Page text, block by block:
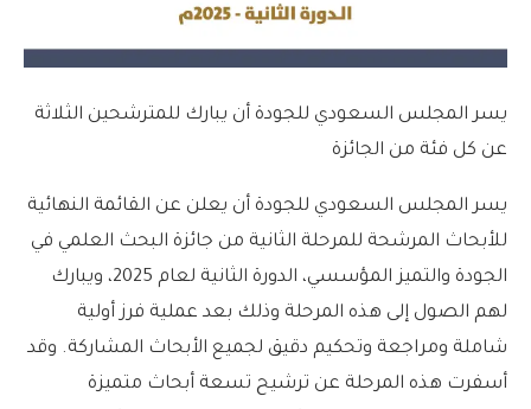
يسر المجلس السعودي للجودة أن يبارك للمترشحين الثلاثة
عن كل فئة من الجائزة
يسر المجلس السعودي للجودة أن يعلن عن القائمة النهائية
للأبحاث المرشحة للمرحلة الثانية من جائزة البحث العلمي في
الجودة والتميز المؤسسي، الدورة الثانية لعام 2025، ويبارك
لهم الصول إلى هذه المرحلة وذلك بعد عملية فرز أولية
شاملة ومراجعة وتحكيم دقيق لجميع الأبحاث المشاركة. وقد
أسفرت هذه المرحلة عن ترشيح تسعة أبحاث متميزة